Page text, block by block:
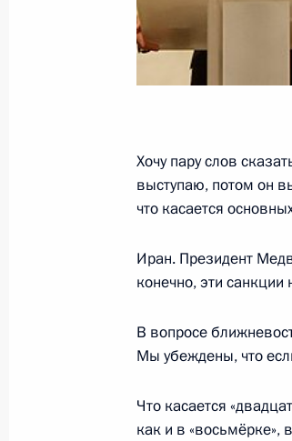
Дмитрий
Генеральной
4 марта 2010 года, 14:30
Рабочая встреча с
Игорем Сечиным
2 марта 2010
Выступление на
2 марта 2010 года, 23:00
Хочу пару слов
выступаю, потом он
что касается
Иран. Президент
конечно, эти санкции
В вопросе
Мы убеждены, что
Что касается
как и в